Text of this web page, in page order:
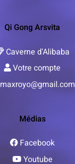
Qi Gong Arsvita
Caverne d'Alibaba
Votre compte
maxroyo@gmail.com
Médias
Facebook
Youtube